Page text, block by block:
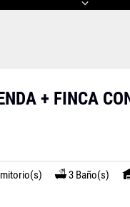
+ FINCA
3 Baño(s)